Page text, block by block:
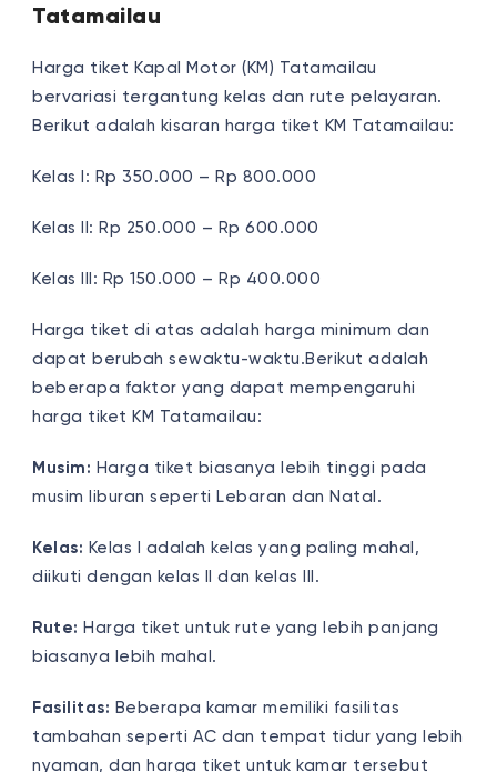
Tatamailau
Harga tiket Kapal Motor (KM) Tatamailau
bervariasi tergantung kelas dan rute pelayaran.
Berikut adalah kisaran harga tiket KM Tatamailau:
Kelas I: Rp 350.000 – Rp 800.000
Kelas II: Rp 250.000 – Rp 600.000
Kelas III: Rp 150.000 – Rp 400.000
Harga tiket di atas adalah harga minimum dan
dapat berubah sewaktu-waktu.Berikut adalah
beberapa faktor yang dapat mempengaruhi
harga tiket KM Tatamailau:
Musim: Harga tiket biasanya lebih tinggi pada
musim liburan seperti Lebaran dan Natal.
Kelas: Kelas I adalah kelas yang paling mahal,
diikuti dengan kelas II dan kelas III.
Rute: Harga tiket untuk rute yang lebih panjang
biasanya lebih mahal.
Fasilitas: Beberapa kamar memiliki fasilitas
tambahan seperti AC dan tempat tidur yang lebih
nyaman, dan harga tiket untuk kamar tersebut